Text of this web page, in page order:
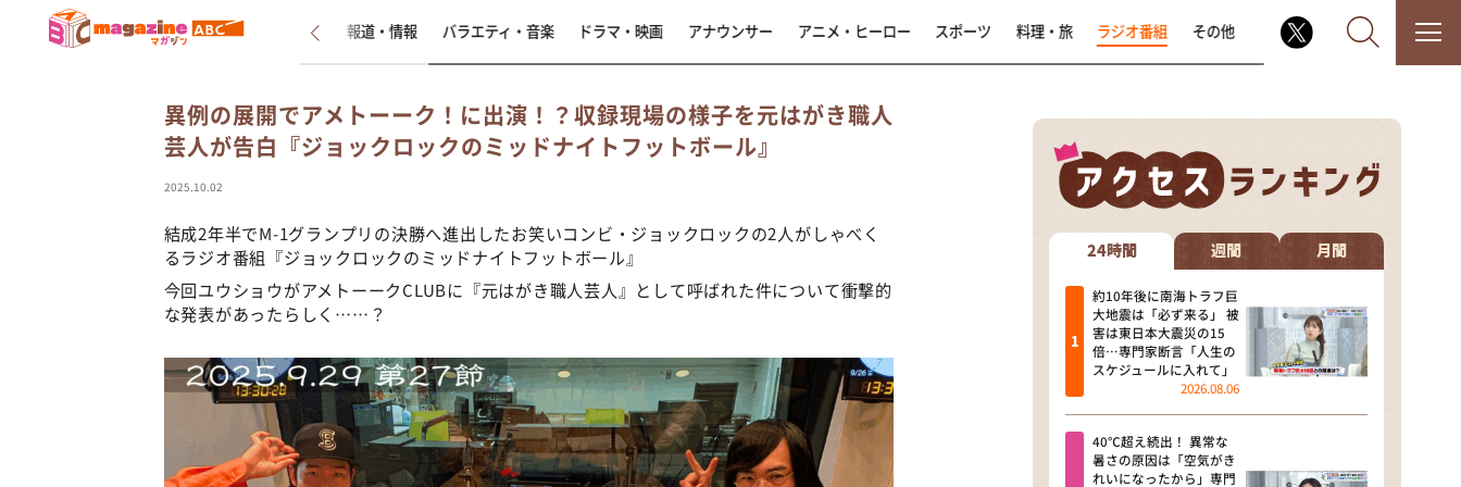
なるみ・岡村の過ぎるTV
相席食堂
これ余談なんですけど・・・
～人生密着トークバラエティ！
～ やすとものいたって真剣です
探偵！ナイトスクープ
news おかえり
新着 インタビュー 報道・情報 バラエティ・音楽 ドラマ・映画 アナウンサー アニメ・ヒーロー スポーツ 料理・旅 ラジオ番組 その他
異例の展開でアメトーーク！に出演！？収録現場の様子を元はがき職人
芸人が告白『ジョックロックのミッドナイトフットボール』
2025.10.02
結成2年半でM-1グランプリの決勝へ進出したお笑いコンビ・ジョックロックの2人がしゃべく
るラジオ番組『ジョックロックのミッドナイトフットボール』
今回ユウショウがアメトーークCLUBに『元はがき職人芸人』として呼ばれた件について衝撃的
な発表があったらしく……？
24時間 週間 月間
約10年後に南海トラフ巨
大地震は「必ず来る」 被
害は東日本大震災の15
倍…専門家断言「人生の
スケジュールに入れて」
2026.08.06
40℃超え続出！ 異常な
暑さの原因は「空気がき
れいになったから」専門